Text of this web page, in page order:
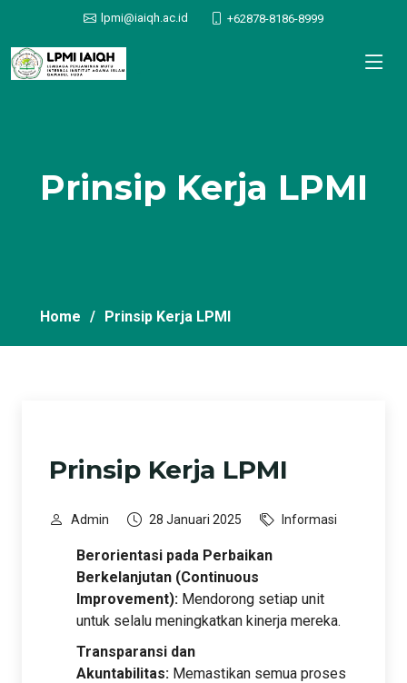
lpmi@iaiqh.ac.id +62878-8186-8999
Prinsip Kerja LPMI
Home Prinsip Kerja LPMI
Prinsip Kerja LPMI
Admin 28 Januari 2025 Informasi
Berorientasi pada Perbaikan
Berkelanjutan (Continuous
Improvement): Mendorong setiap unit
untuk selalu meningkatkan kinerja mereka.
Transparansi dan
Akuntabilitas: Memastikan semua proses